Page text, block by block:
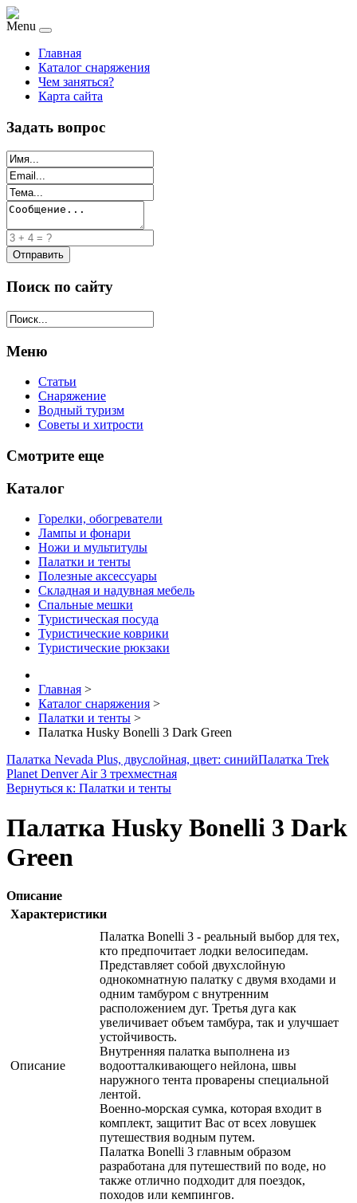
Menu
Главная
Каталог снаряжения
Чем заняться?
Карта сайта
Задать вопрос
Поиск по сайту
Меню
Статьи
Снаряжение
Водный туризм
Советы и хитрости
Смотрите еще
Каталог
Горелки, обогреватели
Лампы и фонари
Ножи и мультитулы
Палатки и тенты
Полезные аксессуары
Складная и надувная мебель
Спальные мешки
Туристическая посуда
Туристические коврики
Туристические рюкзаки
Главная >
Каталог снаряжения >
Палатки и тенты >
Палатка Husky Bonelli 3 Dark Green
Палатка Nevada Plus, двуслойная, цвет: синийПалатка Trek
Planet Denver Air 3 трехместная
Вернуться к: Палатки и тенты
Палатка Husky Bonelli 3 Dark
Green
Описание
Характеристики
Описание
Палатка Bonelli 3 - реальный выбор для тех,
кто предпочитает лодки велосипедам.
Представляет собой двухслойную
однокомнатную палатку с двумя входами и
одним тамбуром с внутренним
расположением дуг. Третья дуга как
увеличивает объем тамбура, так и улучшает
устойчивость.
Внутренняя палатка выполнена из
водоотталкивающего нейлона, швы
наружного тента проварены специальной
лентой.
Военно-морская сумка, которая входит в
комплект, защитит Вас от всех ловушек
путешествия водным путем.
Палатка Bonelli 3 главным образом
разработана для путешествий по воде, но
также отлично подходит для поездок,
походов или кемпингов.